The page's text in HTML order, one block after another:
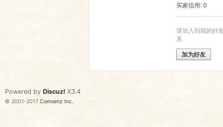
买家信用: 0
请加入到我的好
系
加为好友
Powered by Discuz! X3.4
© 2001-2017 Comsenz Inc.